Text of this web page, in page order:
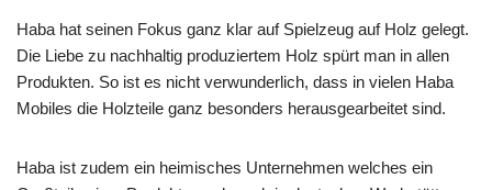
Haba hat seinen Fokus ganz klar auf Spielzeug auf Holz gelegt.
Die Liebe zu nachhaltig produziertem Holz spürt man in allen
Produkten. So ist es nicht verwunderlich, dass in vielen Haba
Mobiles die Holzteile ganz besonders herausgearbeitet sind.
Haba ist zudem ein heimisches Unternehmen welches ein